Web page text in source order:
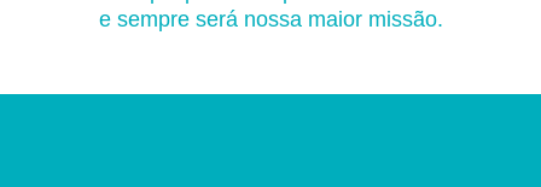
e sempre será nossa maior missão.